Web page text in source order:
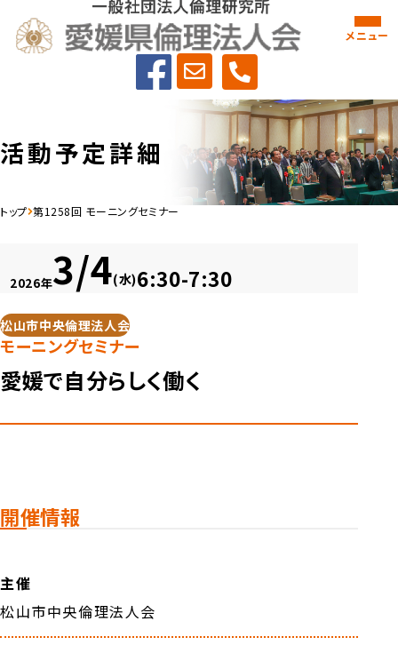
メニュー
活動予定詳細
トップ 第1258回 モーニングセミナー
2026年3/4(水)6:30-7:30
松山市中央倫理法人会
モーニングセミナー
愛媛で自分らしく働く
開催情報
主催
松山市中央倫理法人会